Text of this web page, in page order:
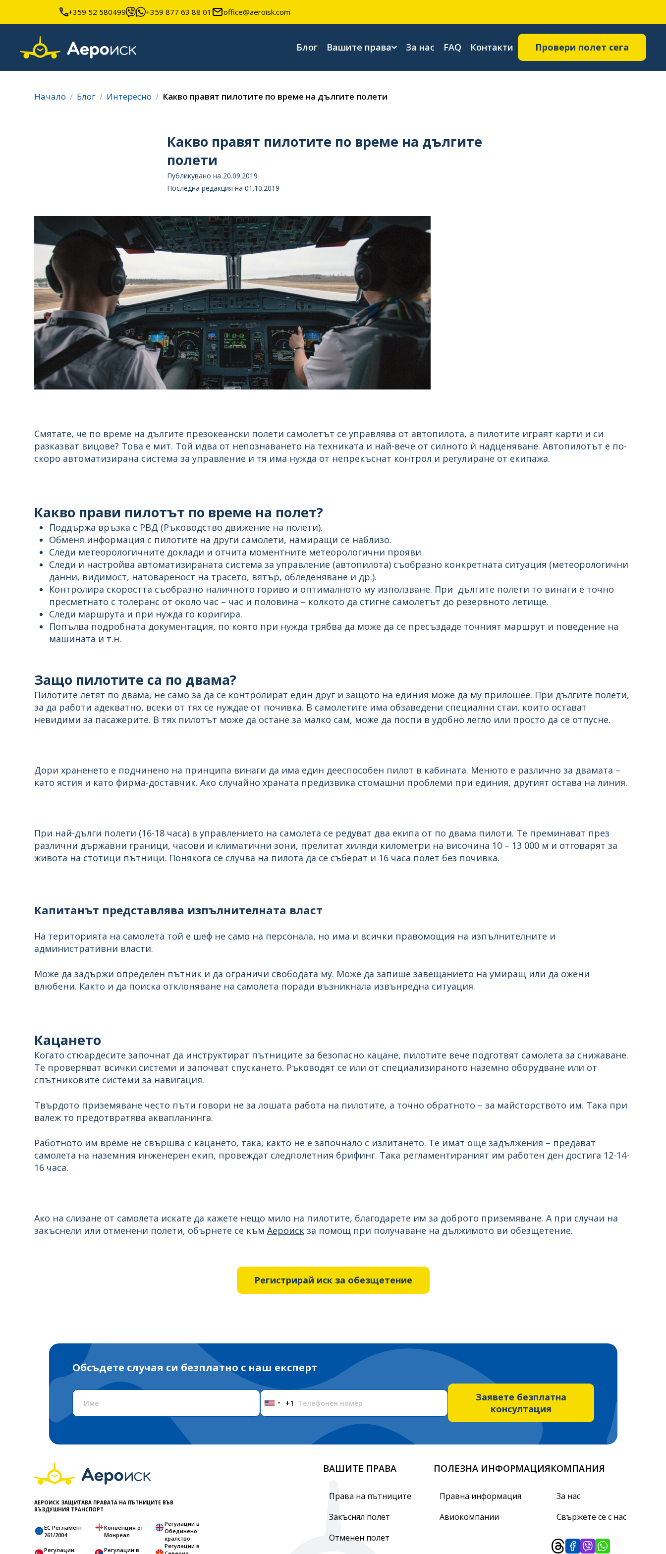
+359 52 580499 +359 877 63 88 01 office@aeroisk.com
Блог Вашите права За нас FAQ Контакти Провери полет сега
Начало Блог Интересно Какво правят пилотите по време на дългите полети
Какво правят пилотите по време на дългите
полети
Публикувано на 20.09.2019
Последна редакция на 01.10.2019
Смятате, че по време на дългите презокеански полети самолетът се управлява от автопилота, а пилотите играят карти и си
разказват вицове? Това е мит. Той идва от непознаването на техниката и най-вече от силното ѝ надценяване. Автопилотът е по-
скоро автоматизирана система за управление и тя има нужда от непрекъснат контрол и регулиране от екипажа.
Какво прави пилотът по време на полет?
Поддържа връзка с РВД (Ръководство движение на полети).
Обменя информация с пилотите на други самолети, намиращи се наблизо.
Следи метеорологичните доклади и отчита моментните метеорологични прояви.
Следи и настройва автоматизираната система за управление (автопилота) съобразно конкретната ситуация (метеорологични
данни, видимост, натовареност на трасето, вятър, обледеняване и др.).
Контролира скоростта съобразно наличното гориво и оптималното му използване. При дългите полети то винаги е точно
пресметнато с толеранс от около час – час и половина – колкото да стигне самолетът до резервното летище.
Следи маршрута и при нужда го коригира.
Попълва подробната документация, по която при нужда трябва да може да се пресъздаде точният маршрут и поведение на
машината и т.н.
Защо пилотите са по двама?
Пилотите летят по двама, не само за да се контролират един друг и защото на единия може да му прилошее. При дългите полети,
за да работи адекватно, всеки от тях се нуждае от почивка. В самолетите има обзаведени специални стаи, които остават
невидими за пасажерите. В тях пилотът може да остане за малко сам, може да поспи в удобно легло или просто да се отпусне.
Дори храненето е подчинено на принципа винаги да има един дееспособен пилот в кабината. Менюто е различно за двамата –
като ястия и като фирма-доставчик. Ако случайно храната предизвика стомашни проблеми при единия, другият остава на линия.
При най-дълги полети (16-18 часа) в управлението на самолета се редуват два екипа от по двама пилоти. Те преминават през
различни държавни граници, часови и климатични зони, прелитат хиляди километри на височина 10 – 13 000 м и отговарят за
живота на стотици пътници. Понякога се случва на пилота да се съберат и 16 часа полет без почивка.
Капитанът представлява изпълнителната власт
На територията на самолета той е шеф не само на персонала, но има и всички правомощия на изпълнителните и
административни власти.
Може да задържи определен пътник и да ограничи свободата му. Може да запише завещанието на умиращ или да ожени
влюбени. Както и да поиска отклоняване на самолета поради възникнала извънредна ситуация.
Кацането
Когато стюардесите започнат да инструктират пътниците за безопасно кацане, пилотите вече подготвят самолета за снижаване.
Те проверяват всички системи и започват спускането. Ръководят се или от специализираното наземно оборудване или от
спътниковите системи за навигация.
Твърдото приземяване често пъти говори не за лошата работа на пилотите, а точно обратното – за майсторството им. Така при
валеж то предотвратява аквапланинга.
Работното им време не свършва с кацането, така, както не е започнало с излитането. Те имат още задължения – предават
самолета на наземния инженерен екип, провеждат следполетния брифинг. Така регламентираният им работен ден достига 12-14-
16 часа.
Ако на слизане от самолета искате да кажете нещо мило на пилотите, благодарете им за доброто приземяване. А при случаи на
закъснели или отменени полети, обърнете се към Аероискза помощ при получаване на дължимото ви обезщетение.
Регистрирай иск за обезщетение
Обсъдете случая си безплатно с наш експерт
United
States
+1
Заявете безплатна
консултация
АЕРОИСК ЗАЩИТАВА ПРАВАТА НА ПЪТНИЦИТЕ ВЪВ
ВЪЗДУШНИЯ ТРАНСПОРТ
ЕС Регламент
261/2004
Конвенция от
Монреал
Регулации в
Обединено
кралство
Регулации
Регулации в
Регулации в
ВАШИТЕ ПРАВА
Права на пътниците
Закъснял полет
Отменен полет
ПОЛЕЗНА ИНФОРМАЦИЯ
Правна информация
Авиокомпании
КОМПАНИЯ
За нас
Свържете се с нас